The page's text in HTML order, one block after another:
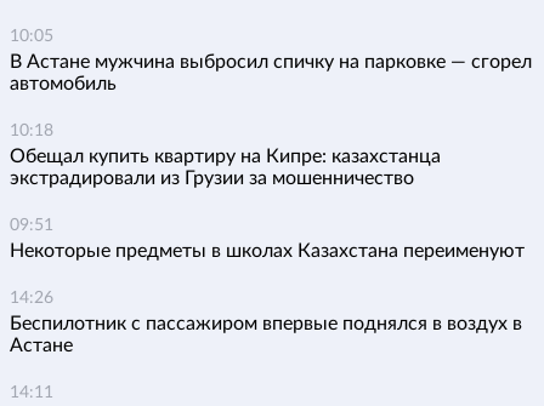
10:05
В Астане мужчина выбросил спичку на парковке — сгорел
автомобиль
10:18
Обещал купить квартиру на Кипре: казахстанца
экстрадировали из Грузии за мошенничество
09:51
Некоторые предметы в школах Казахстана переименуют
14:26
Беспилотник с пассажиром впервые поднялся в воздух в
Астане
14:11